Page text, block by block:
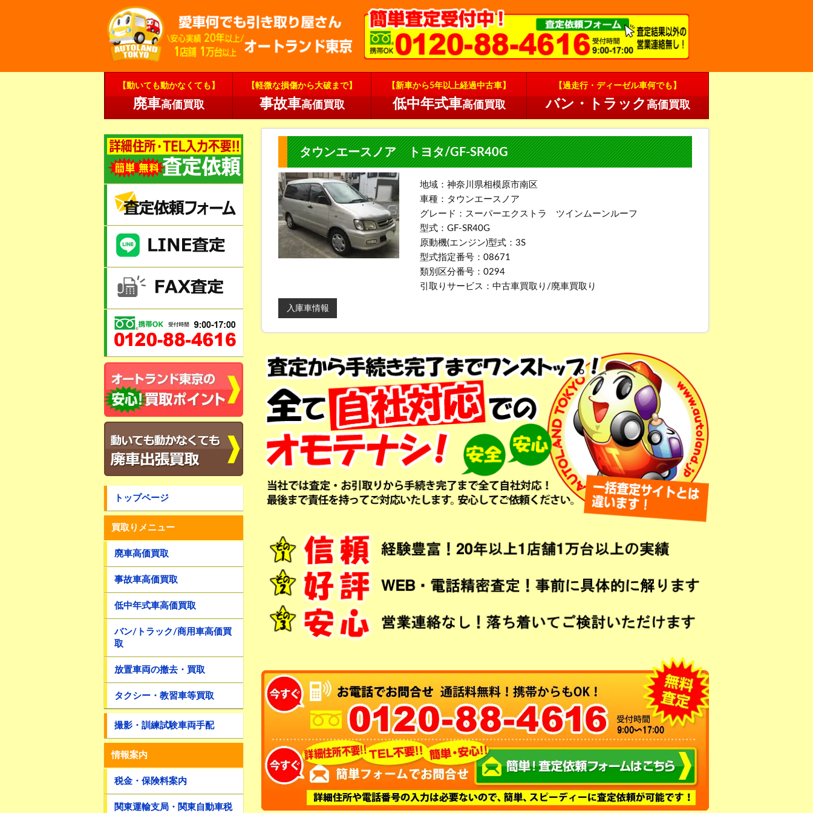
【動いても動かなくても】
廃車高価買取
【軽微な損傷から大破まで】
事故車高価買取
【新車から5年以上経過中古車】
低中年式車高価買取
【過走行・ディーゼル車何でも】
バン・トラック 高価買取
タウンエースノア トヨタ/GF-SR40G
地域：神奈川県相模原市南区
車種：タウンエースノア
グレード：スーパーエクストラ ツインムーンルーフ
型式：GF-SR40G
原動機(エンジン)型式：3S
型式指定番号：08671
類別区分番号：0294
引取りサービス：中古車買取り/廃車買取り
入庫車情報
トップページ
買取りメニュー
廃車高価買取
事故車高価買取
低中年式車高価買取
バン/トラック/商用車高価買
取
放置車両の撤去・買取
タクシー・教習車等買取
撮影・訓練試験車両手配
情報案内
税金・保険料案内
関東運輸支局・関東自動車税